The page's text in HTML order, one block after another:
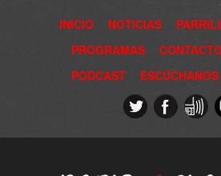
INICIO NOTICIAS
PROGRAMAS
PODCAST
ESCÚCHANOS